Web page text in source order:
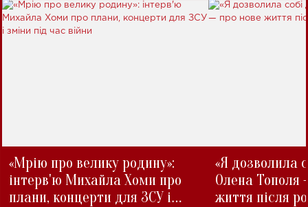
«Мрію про велику родину»:
інтерв'ю Михайла Хоми про
плани, концерти для ЗСУ і
«Я дозволила
Олена Тополя
життя після